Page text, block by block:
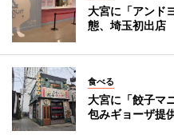
大宮に「アンド
態、埼玉初出店
食べる
大宮に「餃子マ
包みギョーザ提